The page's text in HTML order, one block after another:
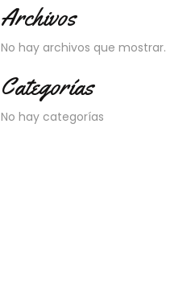
Archivos
No hay archivos que mostrar.
Categorías
No hay categorías